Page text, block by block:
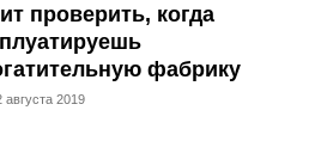
проверить, когда
фабрику
августа 2019